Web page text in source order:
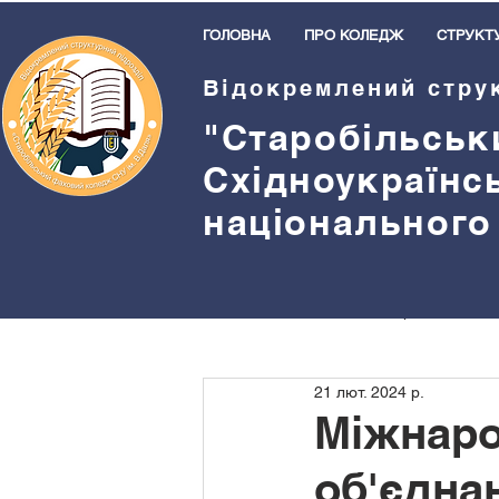
ГОЛОВНА ПРО КОЛЕДЖ
Бібліотека Спорт
Студентське самоврядування
21 лют. 2024 р.
Відокремлений